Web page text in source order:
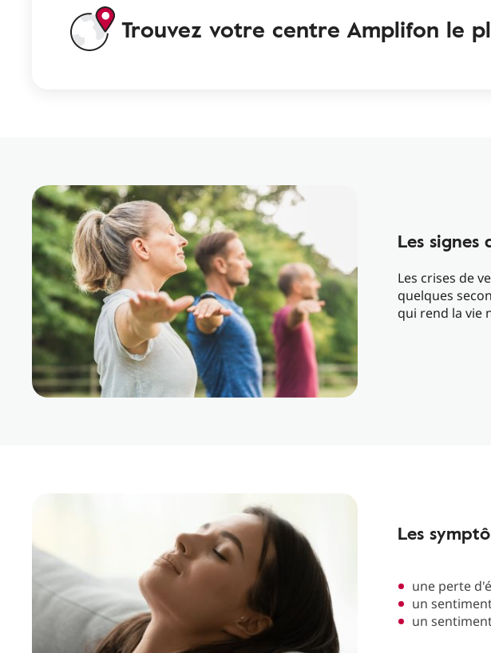
Trouvez votre centre Amplifon le
Les
Les crises de
quelques
qui rend la vie
Les
une perte
un
un